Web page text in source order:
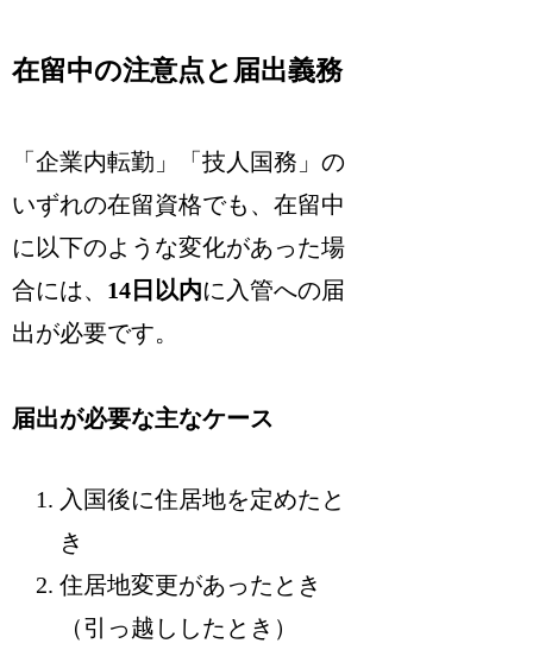
在留中の注意点と届出義務
「企業内転勤」「技人国務」の
いずれの在留資格でも、在留中
に以下のような変化があった場
合には、 14日以内に入管への届
出が必要です。
届出が必要な主なケース
入国後に住居地を定めたと
き
住居地変更があったとき
（引っ越ししたとき）